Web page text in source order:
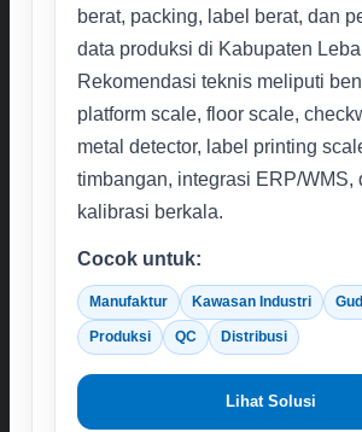
berat, packing, label berat, dan
data produksi di Kabupaten
Rekomendasi teknis meliputi
platform scale, floor scale,
metal detector, label printing
timbangan, integrasi ERP/WMS,
kalibrasi berkala.
Cocok untuk:
Manufaktur Kawasan Industri
Produksi QC Distribusi
Lihat Solusi